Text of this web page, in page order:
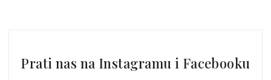
Prati nas na Instagramu i Facebooku